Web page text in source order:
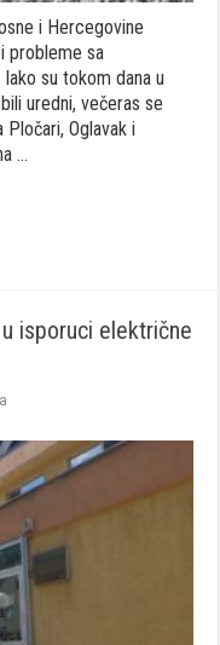
i Hercegovine
probleme sa
su tokom dana u
uredni, večeras se
Oglavak i
…
isporuci električne